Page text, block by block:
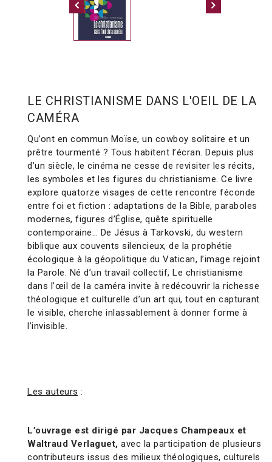
LE CHRISTIANISME DANS L'OEIL DE LA
CAMÉRA
Qu’ont en commun Moïse, un cowboy solitaire et un
prêtre tourmenté ? Tous habitent l’écran. Depuis plus
d’un siècle, le cinéma ne cesse de revisiter les récits,
les symboles et les figures du christianisme. Ce livre
explore quatorze visages de cette rencontre féconde
entre foi et fiction : adaptations de la Bible, paraboles
modernes, figures d’Église, quête spirituelle
contemporaine… De Jésus à Tarkovski, du western
biblique aux couvents silencieux, de la prophétie
écologique à la géopolitique du Vatican, l’image rejoint
la Parole. Né d’un travail collectif, Le christianisme
dans l’œil de la caméra invite à redécouvrir la richesse
théologique et culturelle d’un art qui, tout en capturant
le visible, cherche inlassablement à donner forme à
l’invisible.
Les auteurs :
L’ouvrage est dirigé par Jacques Champeaux et
Waltraud Verlaguet, avec la participation de plusieurs
contributeurs issus des milieux théologiques, culturels